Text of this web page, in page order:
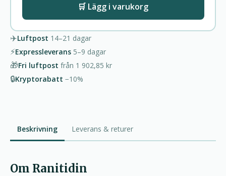
🛒 Lägg i varukorg
✈️Luftpost 14–21 dagar
⚡Expressleverans 5–9 dagar
🎁Fri luftpost från 1 902,85 kr
🔒Kryptorabatt −10%
Beskrivning Leverans & returer
Om Ranitidin